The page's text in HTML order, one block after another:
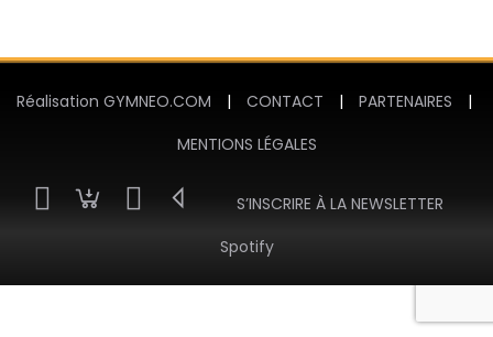
Réalisation GYMNEO.COM | CONTACT | PARTENAIRES
|
MENTIONS LÉGALES
S’INSCRIRE À LA NEWSLETTER
Spotify